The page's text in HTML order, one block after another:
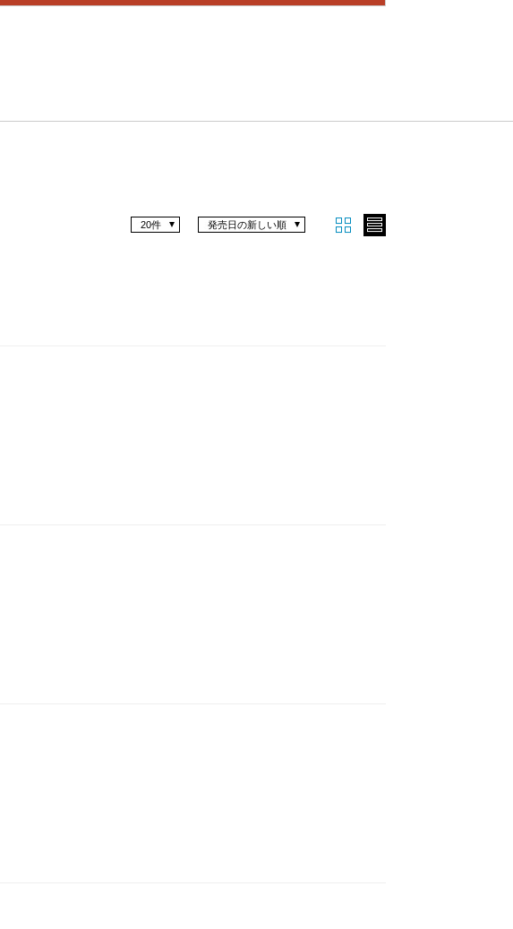
発売日の新しい順
20件